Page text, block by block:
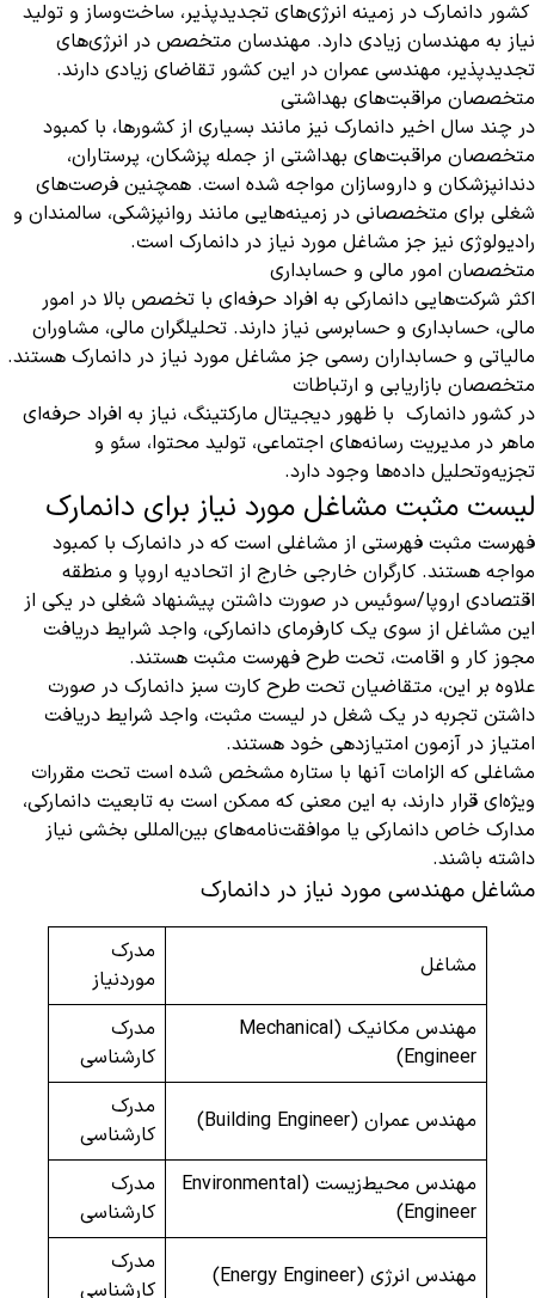
کشور دانمارک در زمینه انرژی‌های تجدیدپذیر، ساخت‌وساز و تولید
نیاز به مهندسان زیادی دارد. مهندسان متخصص در انرژی‌های
تجدیدپذیر، مهندسی عمران در این کشور تقاضای زیادی دارند.
متخصصان مراقبت‌های بهداشتی
در چند سال اخیر دانمارک نیز مانند بسیاری از کشورها، با کمبود
متخصصان مراقبت‌های بهداشتی از جمله پزشکان، پرستاران،
دندانپزشکان و داروسازان مواجه شده است. همچنین فرصت‌های
شغلی برای متخصصانی در زمینه‌هایی مانند روانپزشکی، سالمندان و
رادیولوژی نیز جز مشاغل مورد نیاز در دانمارک است.
متخصصان امور مالی و حسابداری
اکثر شرکت‌هایی دانمارکی به افراد حرفه‌ای با تخصص بالا در امور
مالی، حسابداری و حسابرسی نیاز دارند. تحلیلگران مالی، مشاوران
مالیاتی و حسابداران رسمی جز مشاغل مورد نیاز در دانمارک هستند.
متخصصان بازاریابی و ارتباطات
در کشور دانمارک با ظهور دیجیتال مارکتینگ، نیاز به افراد حرفه‌ای
ماهر در مدیریت رسانه‌های اجتماعی، تولید محتوا، سئو و
تجزیه‌وتحلیل داده‌ها وجود دارد.
لیست مثبت مشاغل مورد نیاز برای دانمارک
فهرست مثبت فهرستی از مشاغلی است که در دانمارک با کمبود
مواجه هستند. کارگران خارجی خارج از اتحادیه اروپا و منطقه
اقتصادی اروپا/سوئیس در صورت داشتن پیشنهاد شغلی در یکی از
این مشاغل از سوی یک کارفرمای دانمارکی، واجد شرایط دریافت
مجوز کار و اقامت، تحت طرح فهرست مثبت هستند.
علاوه بر این، متقاضیان تحت طرح کارت سبز دانمارک در صورت
داشتن تجربه در یک شغل در لیست مثبت، واجد شرایط دریافت
امتیاز در آزمون امتیازدهی خود هستند.
مشاغلی که الزامات آنها با ستاره مشخص شده است تحت مقررات
ویژه‌ای قرار دارند، به این معنی که ممکن است به تابعیت دانمارکی،
مدارک خاص دانمارکی یا موافقت‌نامه‌های بین‌المللی بخشی نیاز
داشته باشند.
مشاغل مهندسی مورد نیاز در دانمارک
مشاغل
مدرک
موردنیاز
مهندس مکانیک (Mechanical
Engineer)
مدرک
کارشناسی
مهندس عمران (Building Engineer)
مدرک
کارشناسی
مهندس محیط‌زیست (Environmental
Engineer)
مدرک
کارشناسی
مهندس انرژی (Energy Engineer)
مدرک
کارشناسی